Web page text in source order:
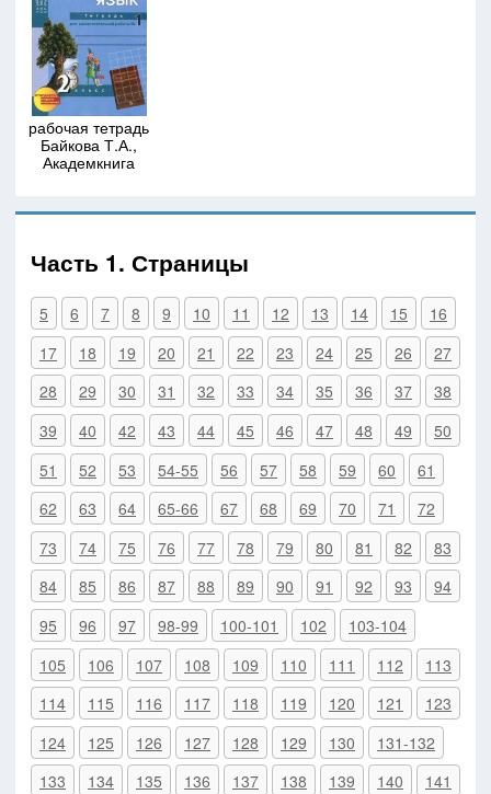
рабочая тетрадь
Байкова Т.А.,
Академкнига
Часть 1. Страницы
5 6 7 8 9 10 11 12 13 14 15
16
17
18 19 20 21 22 23 24 25 26
27
28
29 30 31 32 33 34 35 36 37
38
39
40 42 43 44 45 46 47 48 49
50
51
52 53 54-55 56 57 58 59 60
61
62
63 64 65-66 67 68 69 70 71
72
73
74 75 76 77 78 79 80 81 82
83
84
85 86 87 88 89 90 91 92 93
94
95
96 97 98-99 100-101 102
103-104
105
106 107 108 109 110 111 112
113
114
115 116 117 118 119 120 121
123
124
125 126 127 128 129 130
131-132
133
134 135 136 137 138 139 140
141